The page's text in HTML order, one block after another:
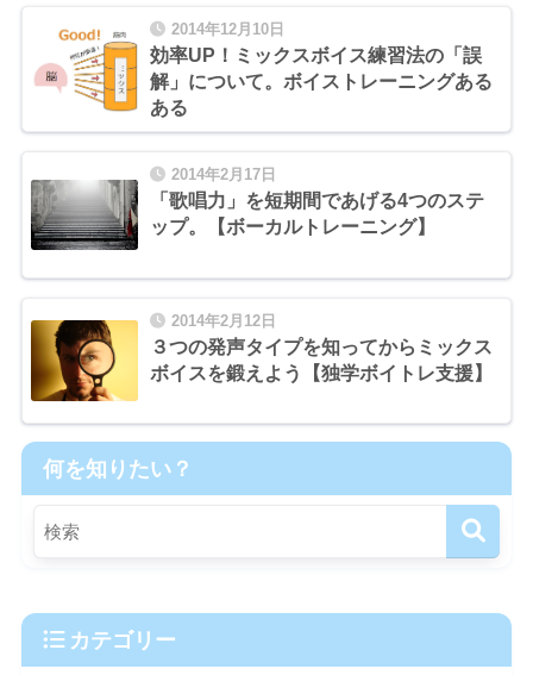
2014年12月10日
効率UP！ミックスボイス練習法の「誤
解」について。ボイストレーニングある
ある
2014年2月17日
「歌唱力」を短期間であげる4つのステ
ップ。【ボーカルトレーニング】
2014年2月12日
３つの発声タイプを知ってからミックス
ボイスを鍛えよう【独学ボイトレ支援】
何を知りたい？
カテゴリー